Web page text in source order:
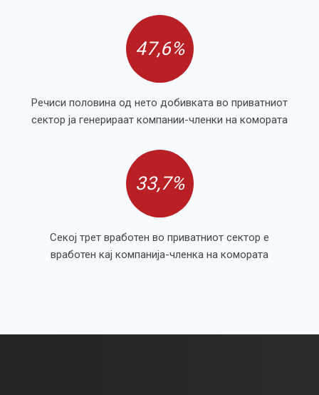
47,6%
Речиси половина од нето добивката во приватниот
сектор ја генерираат компании-членки на комората
33,7%
Секој трет вработен во приватниот сектор е
вработен кај компанија-членка на комората